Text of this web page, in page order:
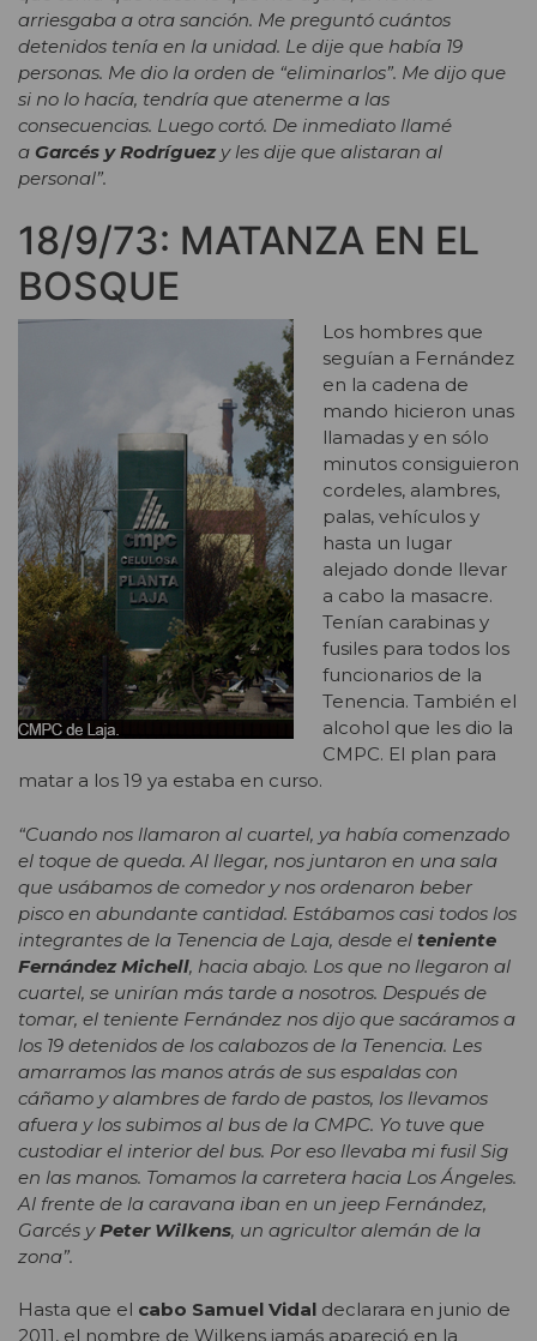
arriesgaba a otra sanción. Me preguntó cuántos
detenidos tenía en la unidad. Le dije que había 19
personas. Me dio la orden de “eliminarlos”. Me dijo que
si no lo hacía, tendría que atenerme a las
consecuencias. Luego cortó. De inmediato llamé
a Garcés y Rodríguezy les dije que alistaran al
personal”.
18/9/73: MATANZA EN EL
BOSQUE
Los hombres que
seguían a Fernández
en la cadena de
mando hicieron unas
llamadas y en sólo
minutos consiguieron
cordeles, alambres,
palas, vehículos y
hasta un lugar
alejado donde llevar
a cabo la masacre.
Tenían carabinas y
fusiles para todos los
funcionarios de la
Tenencia. También el
alcohol que les dio la
CMPC. El plan para
matar a los 19 ya estaba en curso.
“Cuando nos llamaron al cuartel, ya había comenzado
el toque de queda. Al llegar, nos juntaron en una sala
que usábamos de comedor y nos ordenaron beber
pisco en abundante cantidad. Estábamos casi todos los
integrantes de la Tenencia de Laja, desde el teniente
Fernández Michell, hacia abajo. Los que no llegaron al
cuartel, se unirían más tarde a nosotros. Después de
tomar, el teniente Fernández nos dijo que sacáramos a
los 19 detenidos de los calabozos de la Tenencia. Les
amarramos las manos atrás de sus espaldas con
cáñamo y alambres de fardo de pastos, los llevamos
afuera y los subimos al bus de la CMPC. Yo tuve que
custodiar el interior del bus. Por eso llevaba mi fusil Sig
en las manos. Tomamos la carretera hacia Los Ángeles.
Al frente de la caravana iban en un jeep Fernández,
Garcés yPeter Wilkens, un agricultor alemán de la
zona”.
Hasta que el cabo Samuel Vidal declarara en junio de
2011, el nombre de Wilkens jamás apareció en la